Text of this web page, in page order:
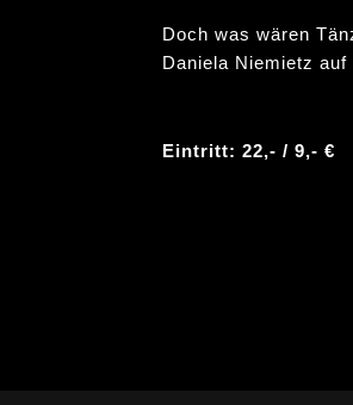
Doch was wären
Daniela Niemietz
Eintritt: 22,- / 9,- €